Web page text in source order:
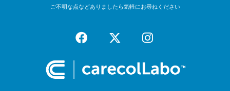
ご不明な点などありましたら気軽にお尋ねください